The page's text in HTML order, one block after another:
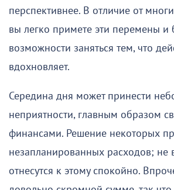
перспективнее. В отличие от
вы легко примете эти перемены и
возможности заняться тем, что
вдохновляет.
Середина дня может принести
неприятности, главным образом
финансами. Решение некоторых
незапланированных расходов; не
отнесутся к этому спокойно.